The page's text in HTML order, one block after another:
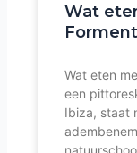
Wat
Wat eten
een
Ibiza, staat